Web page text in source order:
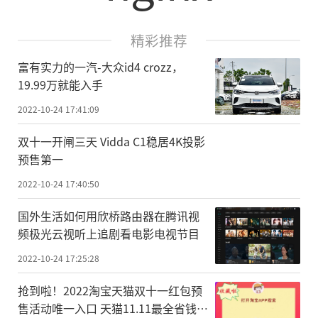
精彩推荐
富有实力的一汽-大众id4 crozz，
19.99万就能入手
2022-10-24 17:41:09
双十一开闸三天 Vidda C1稳居4K投影
预售第一
2022-10-24 17:40:50
国外生活如何用欣桥路由器在腾讯视
频极光云视听上追剧看电影电视节目
2022-10-24 17:25:28
抢到啦！2022淘宝天猫双十一红包预
售活动唯一入口 天猫11.11最全省钱攻